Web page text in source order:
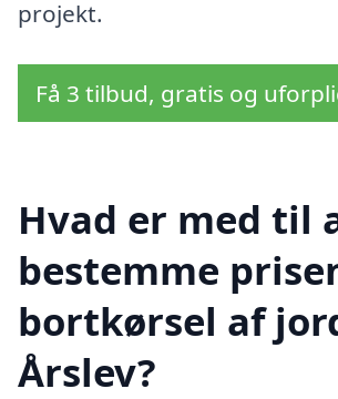
projekt.
Få 3 tilbud, gratis og
Hvad er med til
bestemme
bortkørsel af
Årslev?